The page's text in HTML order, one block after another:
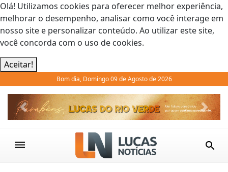
Olá! Utilizamos cookies para oferecer melhor experiência,
melhorar o desempenho, analisar como você interage em
nosso site e personalizar conteúdo. Ao utilizar este site,
você concorda com o uso de cookies.
Aceitar!
Bom dia, Domingo 09 de Agosto de 2026
Previous Next